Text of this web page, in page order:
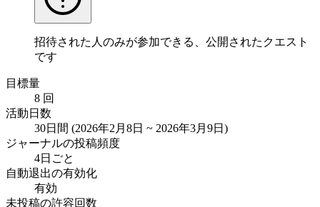
招待された人のみが参加できる、公開されたクエスト
です
目標量
8 回
活動日数
30日間 (2026年2月8日 ~ 2026年3月9日)
ジャーナルの投稿頻度
4日ごと
自動退出の有効化
有効
未投稿の許容回数